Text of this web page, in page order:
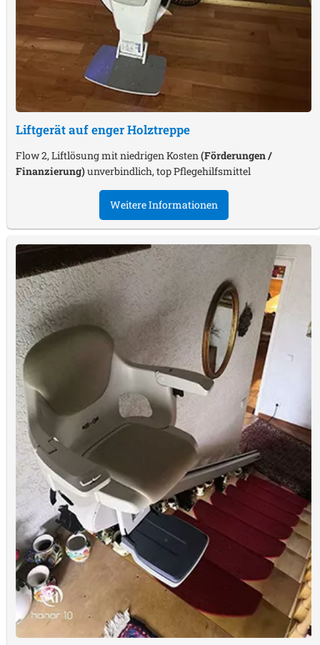
Liftgerät auf enger Holztreppe
Flow 2, Liftlösung mit niedrigen Kosten (Förderungen /
Finanzierung)unverbindlich, top Pflegehilfsmittel
Weitere Informationen